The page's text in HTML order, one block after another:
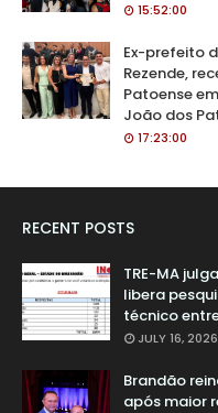
15:52:00
Ex-prefeito
Rezende,
Patoense
João dos
17:23:00
RECENT POSTS
TRE-MA
libera
técnico
JULY 16, 2026
Brandão
após maior